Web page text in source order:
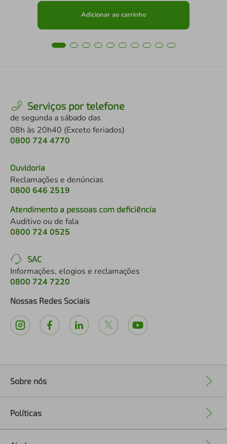
Adicionar ao carrinho
Serviços por telefone
de segunda a sábado das
08h às 20h40 (Exceto feriados)
0800 724 4770
Ouvidoria
Reclamações e denúncias
0800 646 2519
Atendimento a pessoas com deficiência
Auditivo ou de fala
0800 724 0525
SAC
Informações, elogios e reclamações
0800 724 7220
Nossas Redes Sociais
Sobre nós
Políticas